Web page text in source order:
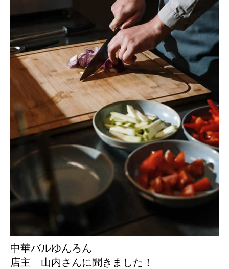
中華バルゆんろん
店主 山内さんに聞きました！